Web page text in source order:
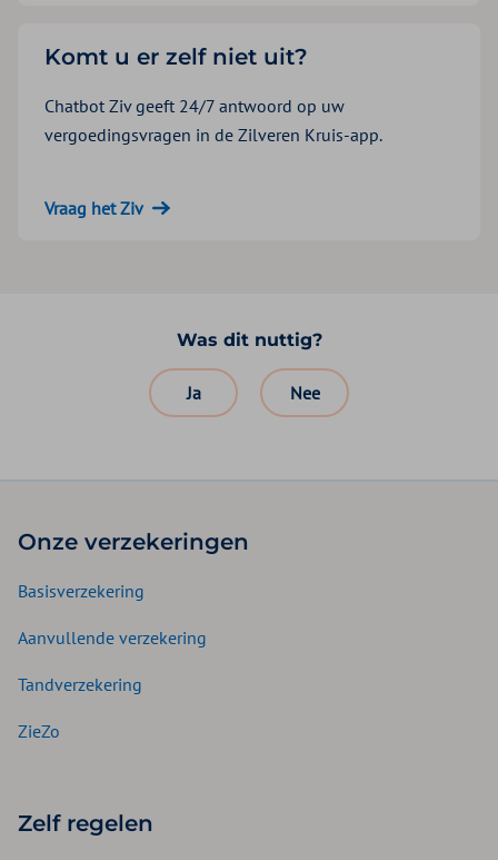
Komt u er zelf niet uit?
Chatbot Ziv geeft 24/7 antwoord op uw
vergoedingsvragen in de Zilveren Kruis-app.
Vraag het Ziv
Was dit nuttig?
Ja Nee
Onze verzekeringen
Basisverzekering
Aanvullende verzekering
Tandverzekering
ZieZo
Zelf regelen